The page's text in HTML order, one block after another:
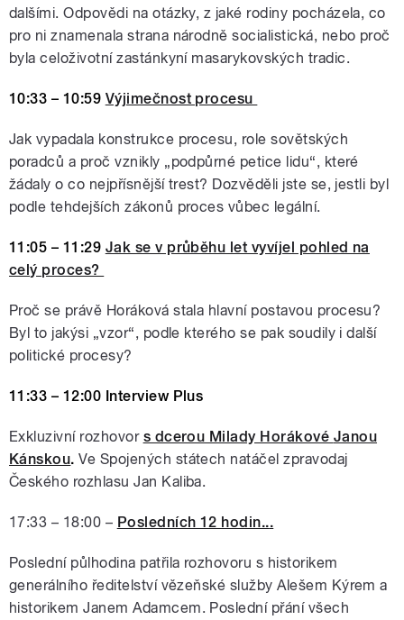
dalšími. Odpovědi na otázky, z jaké rodiny pocházela, co
pro ni znamenala strana národně socialistická, nebo proč
byla celoživotní zastánkyní masarykovských tradic.
10:33 – 10:59 Výjimečnost procesu
Jak vypadala konstrukce procesu, role sovětských
poradců a proč vznikly „podpůrné petice lidu“, které
žádaly o co nejpřísnější trest? Dozvěděli jste se, jestli byl
podle tehdejších zákonů proces vůbec legální.
11:05 – 11:29 Jak se v průběhu let vyvíjel pohled na
celý proces?
Proč se právě Horáková stala hlavní postavou procesu?
Byl to jakýsi „vzor“, podle kterého se pak soudily i další
politické procesy?
11:33 – 12:00 Interview Plus
Exkluzivní rozhovor s dcerou Milady Horákové Janou
Kánskou. Ve Spojených státech natáčel zpravodaj
Českého rozhlasu Jan Kaliba.
17:33 – 18:00 – Posledních 12 hodin...
Poslední půlhodina patřila rozhovoru s historikem
generálního ředitelství vězeňské služby Alešem Kýrem a
historikem Janem Adamcem. Poslední přání všech